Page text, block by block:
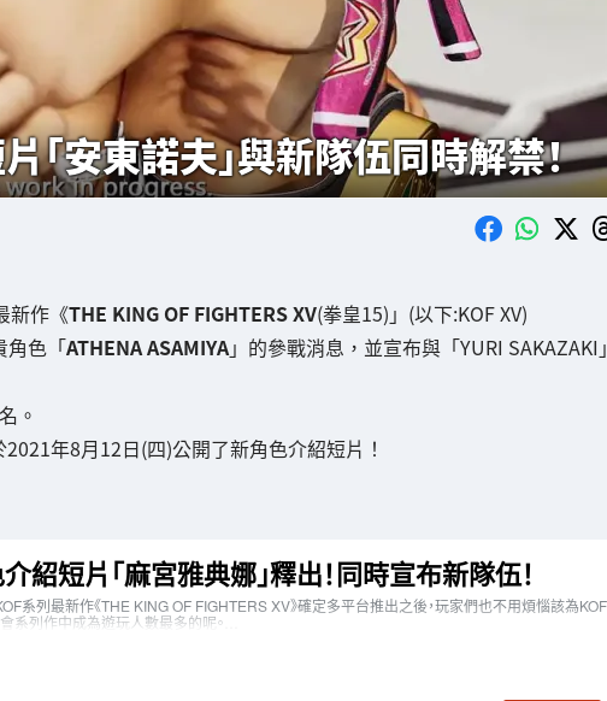
「安東諾夫」與新隊伍同時解禁！
新作《THE KING OF FIGHTERS XV(拳皇15)」(以下:KOF XV)
角色「ATHENA ASAMIYA」的參戰消息，並宣布與「YURI SAKAZAKI」
。
年8月12日(四)公開了新角色介紹短片！